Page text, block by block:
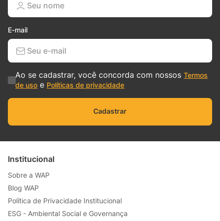
E-mail
Ao se cadastrar, você concorda com nossosTermos
de uso e Políticas de privacidade
Cadastrar
Institucional
Sobre a WAP
Blog WAP
Política de Privacidade Institucional
ESG - Ambiental Social e Governança